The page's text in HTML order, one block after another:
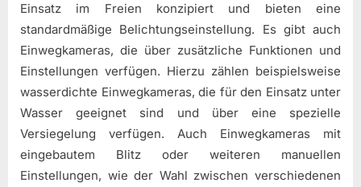
Einsatz im Freien konzipiert und bieten eine
standardmäßige Belichtungseinstellung. Es gibt auch
Einwegkameras, die über zusätzliche Funktionen und
Einstellungen verfügen. Hierzu zählen beispielsweise
wasserdichte Einwegkameras, die für den Einsatz unter
Wasser geeignet sind und über eine spezielle
Versiegelung verfügen. Auch Einwegkameras mit
eingebautem Blitz oder weiteren manuellen
Einstellungen, wie der Wahl zwischen verschiedenen